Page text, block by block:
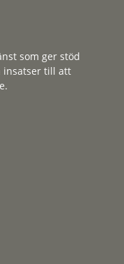
som ger stöd
insatser till att